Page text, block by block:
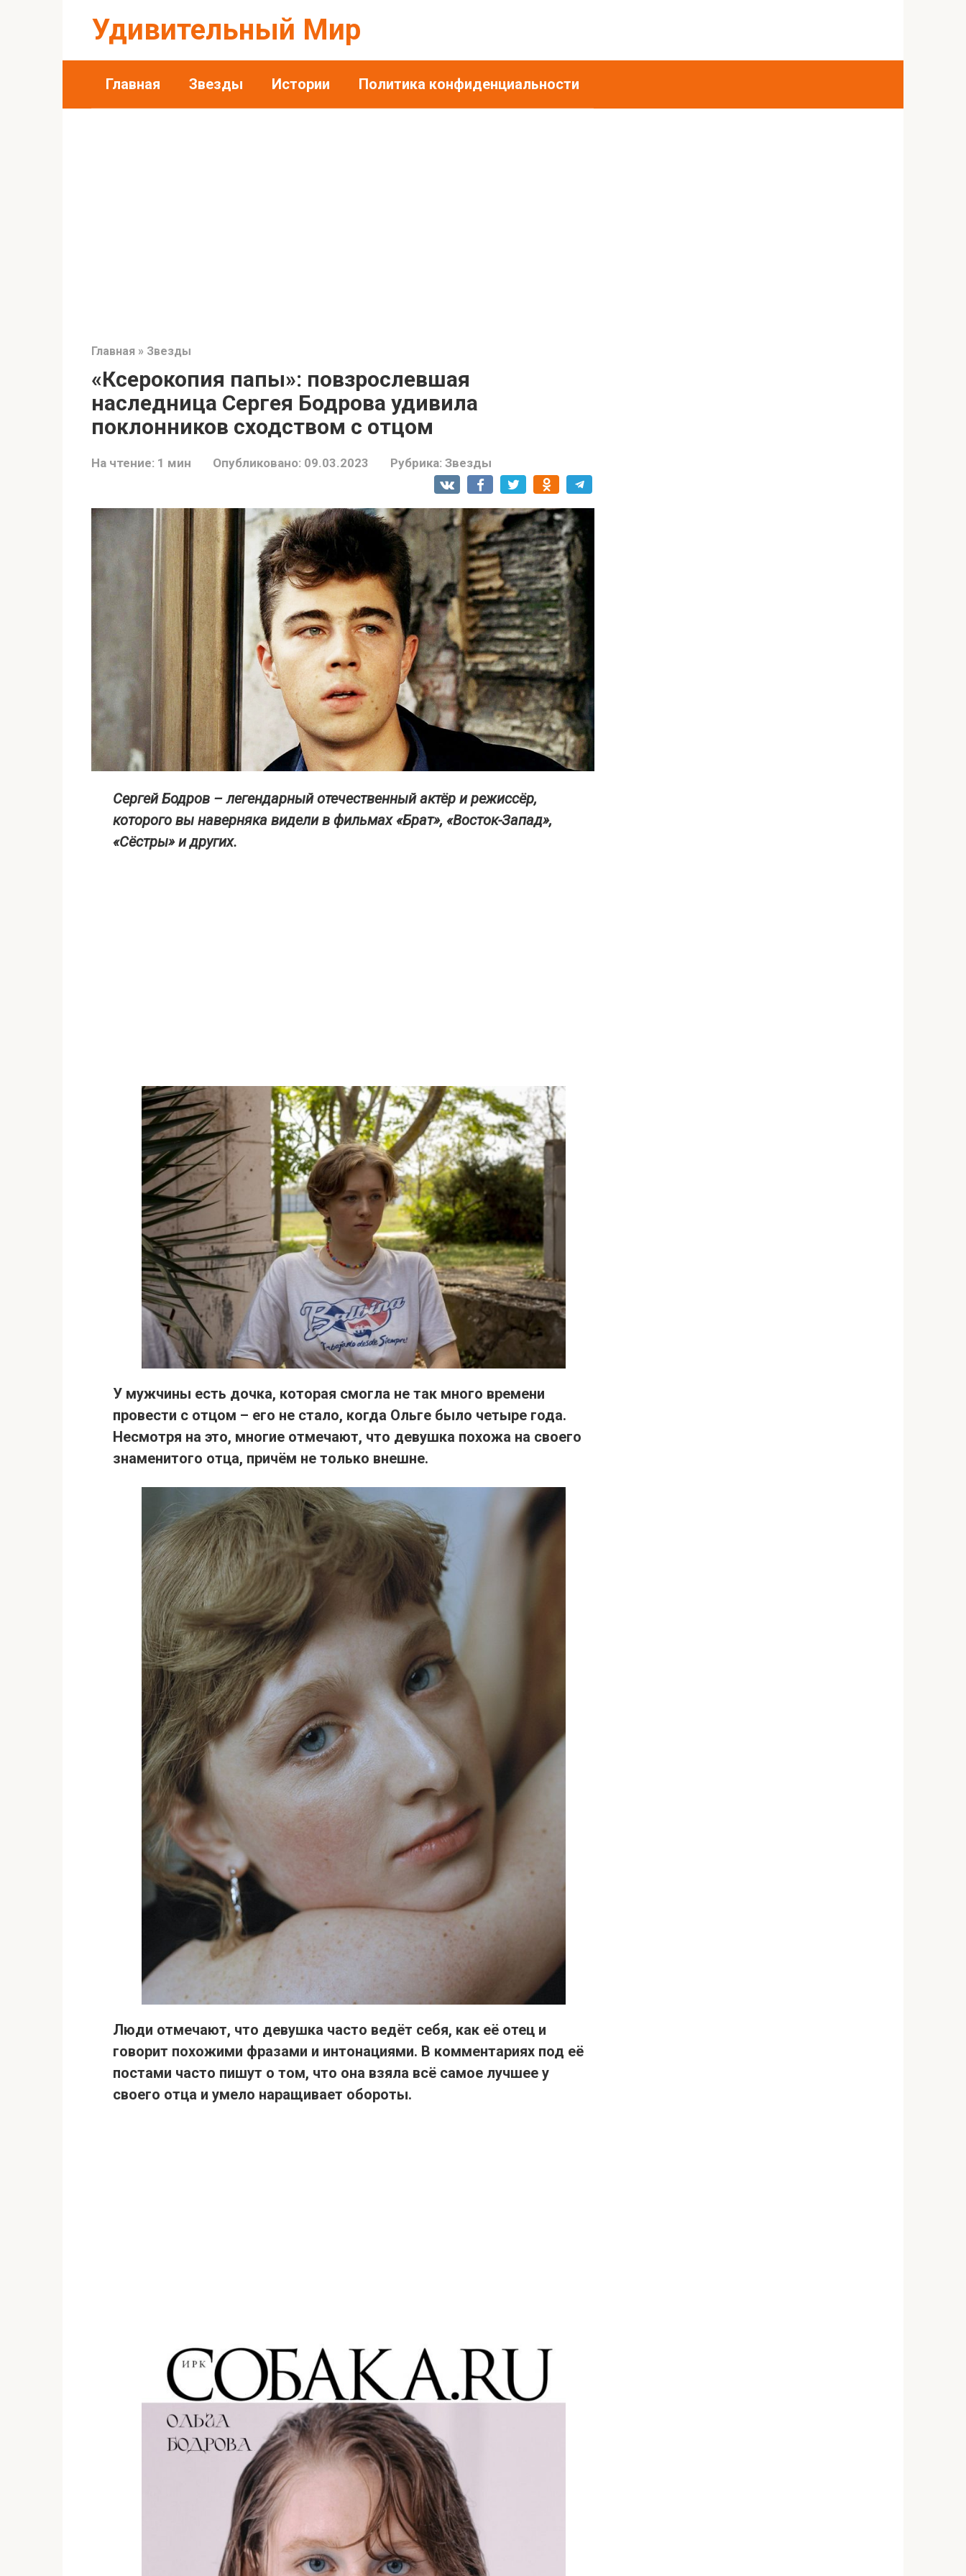
Удивительный Мир
Главная Звезды Истории Политика конфиденциальности
Главная » Звезды
«Ксерокопия папы»: повзрослевшая
наследница Сергея Бодрова удивила
поклонников сходством с отцом
На чтение: 1 мин Опубликовано: 09.03.2023 Рубрика: Звезды
Сергей Бодров – легендарный отечественный актёр и режиссёр,
которого вы наверняка видели в фильмах «Брат», «Восток-Запад»,
«Сёстры» и других.
У мужчины есть дочка, которая смогла не так много времени
провести с отцом – его не стало, когда Ольге было четыре года.
Несмотря на это, многие отмечают, что девушка похожа на своего
знаменитого отца, причём не только внешне.
Люди отмечают, что девушка часто ведёт себя, как её отец и
говорит похожими фразами и интонациями. В комментариях под её
постами часто пишут о том, что она взяла всё самое лучшее у
своего отца и умело наращивает обороты.